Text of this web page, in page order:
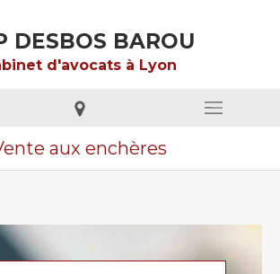
DESBOS BAROU
d'avocats à Lyon
aux enchères